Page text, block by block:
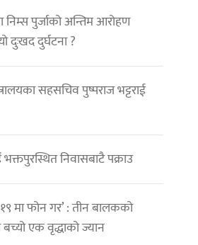
निम्स पुर्जाको अन्तिम आरोहण
दुःखद दुर्घटना ?
सहसचिव पुष्पराज भट्टराई
भक्तपुरस्थित निवासबाटै पक्राउ
मा फोन गर’ : तीन बालकको
एक वृद्धाको ज्यान